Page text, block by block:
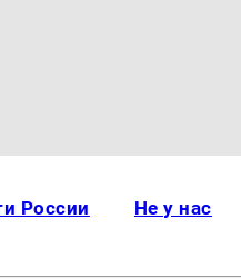
России Не у нас